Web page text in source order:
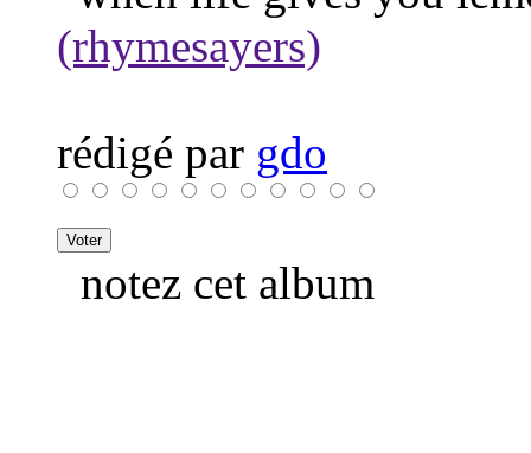
(rhymesayers)
rédigé par gdo
notez cet album